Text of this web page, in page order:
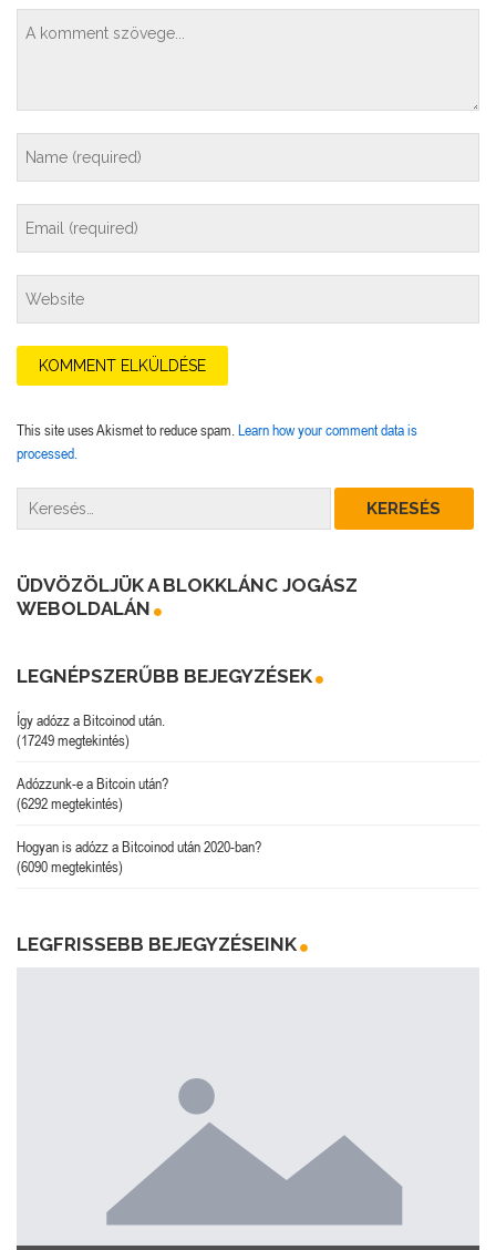
This site uses Akismet to reduce spam. Learn how your comment data is
processed.
ÜDVÖZÖLJÜK A BLOKKLÁNC JOGÁSZ
WEBOLDALÁN
LEGNÉPSZERŰBB BEJEGYZÉSEK
Így adózz a Bitcoinod után.
(17249 megtekintés)
Adózzunk-e a Bitcoin után?
(6292 megtekintés)
Hogyan is adózz a Bitcoinod után 2020-ban?
(6090 megtekintés)
LEGFRISSEBB BEJEGYZÉSEINK